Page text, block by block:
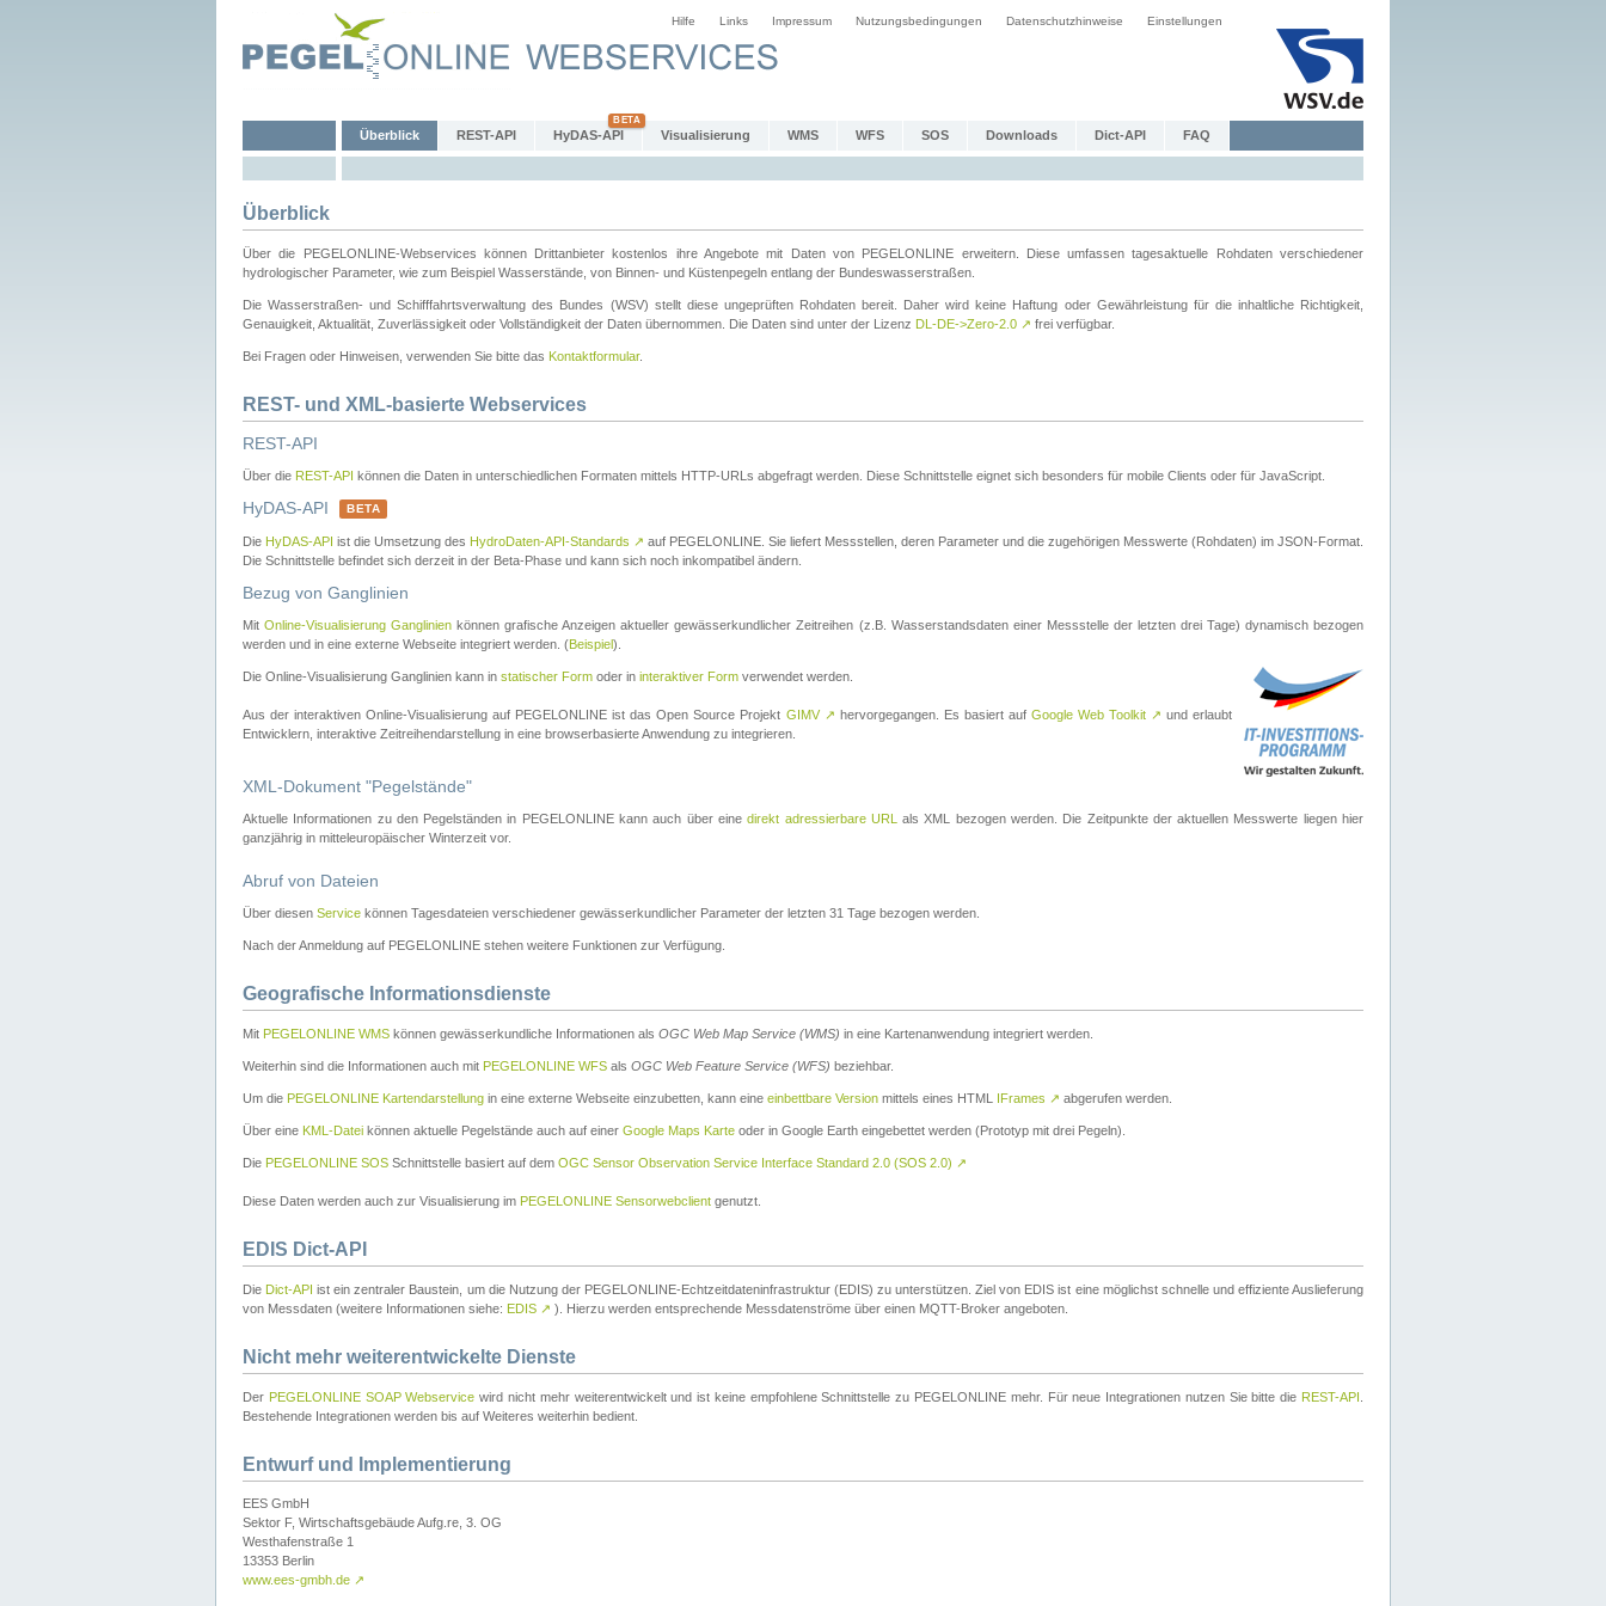
Hilfe Links Impressum Nutzungsbedingungen Datenschutzhinweise Einstellungen
Überblick REST-API HyDAS-API Visualisierung WMS WFS SOS Downloads Dict-API FAQ
Überblick
Über die PEGELONLINE-Webservices können Drittanbieter kostenlos ihre Angebote mit Daten von PEGELONLINE erweitern. Diese umfassen tagesaktuelle Rohdaten verschiedener
hydrologischer Parameter, wie zum Beispiel Wasserstände, von Binnen- und Küstenpegeln entlang der Bundeswasserstraßen.
Die Wasserstraßen- und Schifffahrtsverwaltung des Bundes (WSV) stellt diese ungeprüften Rohdaten bereit. Daher wird keine Haftung oder Gewährleistung für die inhaltliche Richtigkeit,
Genauigkeit, Aktualität, Zuverlässigkeit oder Vollständigkeit der Daten übernommen. Die Daten sind unter der Lizenz DL-DE->Zero-2.0 ↗ frei verfügbar.
Bei Fragen oder Hinweisen, verwenden Sie bitte das Kontaktformular.
REST- und XML-basierte Webservices
REST-API
Über die REST-API können die Daten in unterschiedlichen Formaten mittels HTTP-URLs abgefragt werden. Diese Schnittstelle eignet sich besonders für mobile Clients oder für JavaScript.
HyDAS-API BETA
Die HyDAS-API ist die Umsetzung des HydroDaten-API-Standards ↗ auf PEGELONLINE. Sie liefert Messstellen, deren Parameter und die zugehörigen Messwerte (Rohdaten) im JSON-Format.
Die Schnittstelle befindet sich derzeit in der Beta-Phase und kann sich noch inkompatibel ändern.
Bezug von Ganglinien
MitOnline-Visualisierung Ganglinien können grafische Anzeigen aktueller gewässerkundlicher Zeitreihen (z.B. Wasserstandsdaten einer Messstelle der letzten drei Tage) dynamisch bezogen
werden und in eine externe Webseite integriert werden. (Beispiel).
Die Online-Visualisierung Ganglinien kann in statischer Form oder in interaktiver Form verwendet werden.
Aus der interaktiven Online-Visualisierung auf PEGELONLINE ist das Open Source Projekt GIMV ↗ hervorgegangen. Es basiert auf Google Web Toolkit ↗ und erlaubt
Entwicklern, interaktive Zeitreihendarstellung in eine browserbasierte Anwendung zu integrieren.
XML-Dokument "Pegelstände"
Aktuelle Informationen zu den Pegelständen in PEGELONLINE kann auch über einedirekt adressierbare URL
als XML bezogen werden. Die Zeitpunkte der aktuellen Messwerte liegen hier
ganzjährig in mitteleuropäischer Winterzeit vor.
Abruf von Dateien
Über diesen Service können Tagesdateien verschiedener gewässerkundlicher Parameter der letzten 31 Tage bezogen werden.
Nach der Anmeldung auf PEGELONLINE stehen weitere Funktionen zur Verfügung.
Geografische Informationsdienste
Mit PEGELONLINE WMS können gewässerkundliche Informationen als OGC Web Map Service (WMS) in eine Kartenanwendung integriert werden.
Weiterhin sind die Informationen auch mit PEGELONLINE WFS als OGC Web Feature Service (WFS) beziehbar.
Um die PEGELONLINE Kartendarstellung in eine externe Webseite einzubetten, kann eine einbettbare Version mittels eines HTML IFrames ↗ abgerufen werden.
Über eine KML-Datei können aktuelle Pegelstände auch auf einer Google Maps Karte oder in Google Earth eingebettet werden (Prototyp mit drei Pegeln).
Die PEGELONLINE SOS Schnittstelle basiert auf dem OGC Sensor Observation Service Interface Standard 2.0 (SOS 2.0) ↗
Diese Daten werden auch zur Visualisierung im PEGELONLINE Sensorwebclient genutzt.
EDIS Dict-API
Die Dict-API ist ein zentraler Baustein, um die Nutzung der PEGELONLINE-Echtzeitdateninfrastruktur (EDIS) zu unterstützen. Ziel von EDIS ist eine möglichst schnelle und effiziente Auslieferung
von Messdaten (weitere Informationen siehe: EDIS ↗ ). Hierzu werden entsprechende Messdatenströme über einen MQTT-Broker angeboten.
Nicht mehr weiterentwickelte Dienste
Der PEGELONLINE SOAP Webservice wird nicht mehr weiterentwickelt und ist keine empfohlene Schnittstelle zu PEGELONLINE mehr. Für neue Integrationen nutzen Sie bitte die REST-API
Bestehende Integrationen werden bis auf Weiteres weiterhin bedient.
Entwurf und Implementierung
EES GmbH
Sektor F, Wirtschaftsgebäude Aufg.re, 3. OG
Westhafenstraße 1
13353 Berlin
www.ees-gmbh.de ↗